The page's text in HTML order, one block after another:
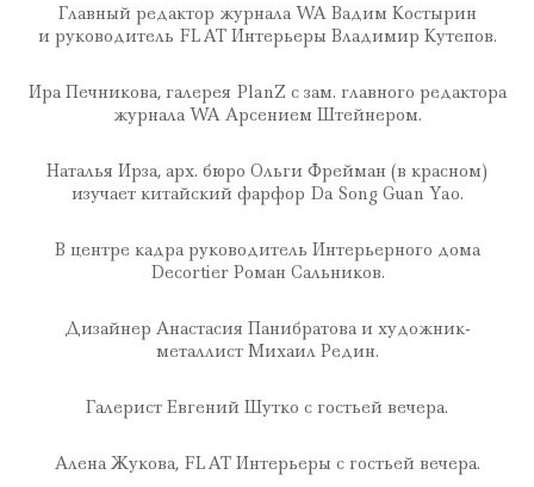
Главный редактор журнала WA Вадим Костырин
и руководитель FLAT Интерьеры Владимир Кутепов.
Ира Печникова, галерея PlanZ с зам. главного редактора
журнала WA Арсением Штейнером.
Наталья Ирза, арх. бюро Ольги Фрейман (в красном)
изучает китайский фарфор Da Song Guan Yao.
В центре кадра руководитель Интерьерного дома
Decortier Роман Сальников.
Дизайнер Анастасия Панибратова и художник-
металлист Михаил Редин.
Галерист Евгений Шутко с гостьей вечера.
Алена Жукова, FLAT Интерьеры с гостьей вечера.